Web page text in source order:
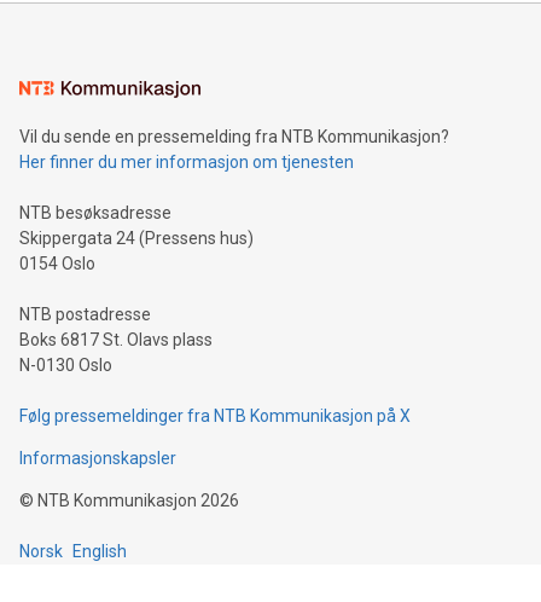
Vil du sende en pressemelding fra NTB Kommunikasjon?
Her finner du mer informasjon om tjenesten
NTB besøksadresse
Skippergata 24 (Pressens hus)
0154 Oslo
NTB postadresse
Boks 6817 St. Olavs plass
N-0130 Oslo
Følg pressemeldinger fra NTB Kommunikasjon på X
Informasjonskapsler
© NTB Kommunikasjon 2026
Norsk English